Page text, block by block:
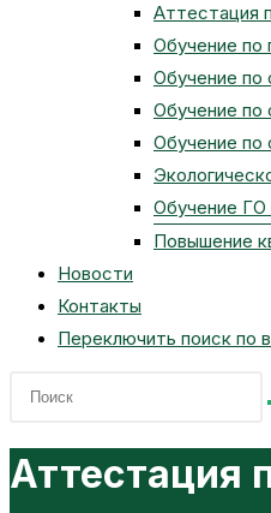
Аттестация
Обучение
Обучение по
Обучение по
Обучение по
Обучение
Повышение
Новости
Контакты
Переключить поиск по
Аттестация